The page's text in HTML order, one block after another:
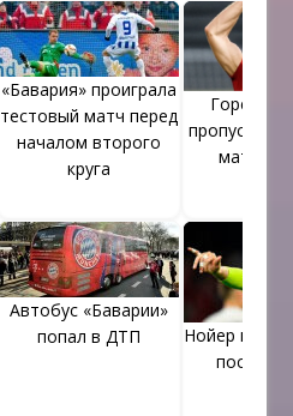
«Бавария» проиграла
тестовый матч перед
началом второго
круга
Горецка
пропустят
матч с
Автобус «Баварии»
попал в ДТП
Нойер
после